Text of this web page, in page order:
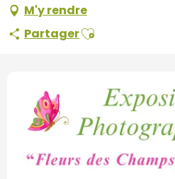
M'y rendre
PartagerAjouter aux favoris